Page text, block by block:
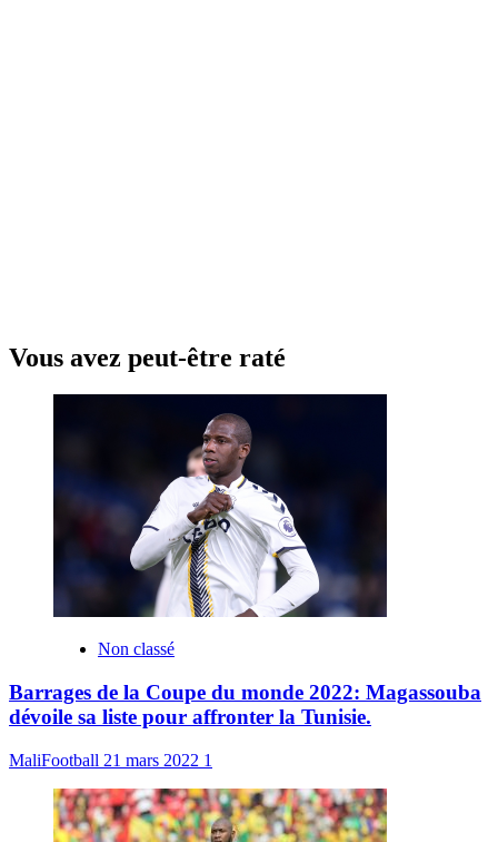
Vous avez peut-être raté
Non classé
Barrages de la Coupe du monde 2022: Magassouba
dévoile sa liste pour affronter la Tunisie.
MaliFootball 21 mars 2022 1